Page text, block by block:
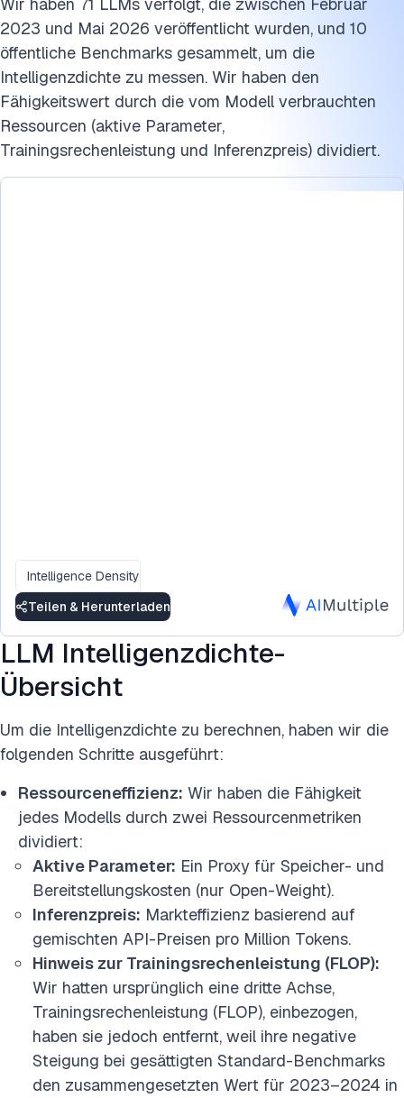
2023 und Mai 2026 veröffentlicht wurden, und 10
öffentliche Benchmarks gesammelt, um die
Intelligenzdichte zu messen. Wir haben den
Fähigkeitswert durch die vom Modell verbrauchten
Ressourcen (aktive Parameter,
Trainingsrechenleistung und Inferenzpreis) dividiert.
Intelligence Density
Teilen & Herunterladen
LLM Intelligenzdichte-
Übersicht
Um die Intelligenzdichte zu berechnen, haben wir die
folgenden Schritte ausgeführt:
Ressourceneffizienz: Wir haben die Fähigkeit
jedes Modells durch zwei Ressourcenmetriken
dividiert:
Aktive Parameter: Ein Proxy für Speicher- und
Bereitstellungskosten (nur Open-Weight).
Inferenzpreis: Markteffizienz basierend auf
gemischten API-Preisen pro Million Tokens.
Hinweis zur Trainingsrechenleistung (FLOP):
Wir hatten ursprünglich eine dritte Achse,
Trainingsrechenleistung (FLOP), einbezogen,
haben sie jedoch entfernt, weil ihre negative
Steigung bei gesättigten Standard-Benchmarks
den zusammengesetzten Wert für 2023–2024 in